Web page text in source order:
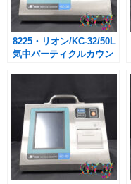
8225・リオン/KC-32/50L
気中パーティクルカウン